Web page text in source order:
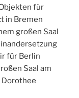
für
in Bremen
großen Saal
für Berlin
Saal am
Dorothee